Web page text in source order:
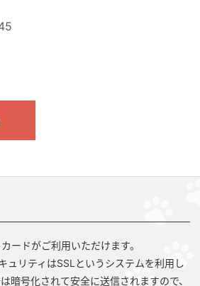
ードがご利用いただけます。
ュリティはSSLというシステムを利用し
暗号化されて安全に送信されますので、